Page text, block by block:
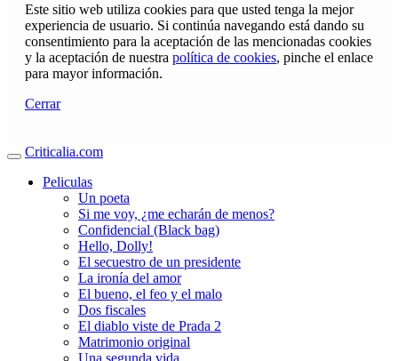
Este sitio web utiliza cookies para que usted tenga la mejor
experiencia de usuario. Si continúa navegando está dando su
consentimiento para la aceptación de las mencionadas cookies
y la aceptación de nuestra política de cookies, pinche el enlace
para mayor información.
Cerrar
Criticalia.com
Peliculas
Un poeta
Si me voy, ¿me echarán de menos?
Confidencial (Black bag)
Hello, Dolly!
El secuestro de un presidente
La ironía del amor
El bueno, el feo y el malo
Dos fiscales
El diablo viste de Prada 2
Matrimonio original